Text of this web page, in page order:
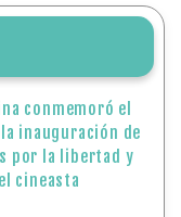
conmemoró el
inauguración de
por la libertad y
cineasta